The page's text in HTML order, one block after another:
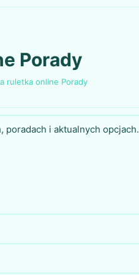
Porady
ruletka online Porady
i aktualnych opcjach.